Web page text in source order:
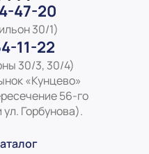
47-20
30/1)
11-22
30/3, 30/4)
«Кунцево»
56-го
Горбунова).